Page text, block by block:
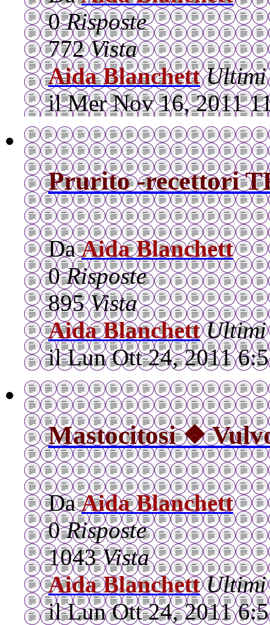
0Risposte
772Vista
Aida Blanchett Ultimi
il Mer Nov 16, 2011
Prurito -recettori
DaAida Blanchett
0Risposte
895Vista
Aida Blanchett Ultimi
il Lun Ott 24, 2011
Mastocitosi ❖
DaAida Blanchett
0Risposte
1043Vista
Aida Blanchett Ultimi
il Lun Ott 24, 2011